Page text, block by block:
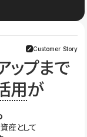
Customer Story
ップまで
用が
産として